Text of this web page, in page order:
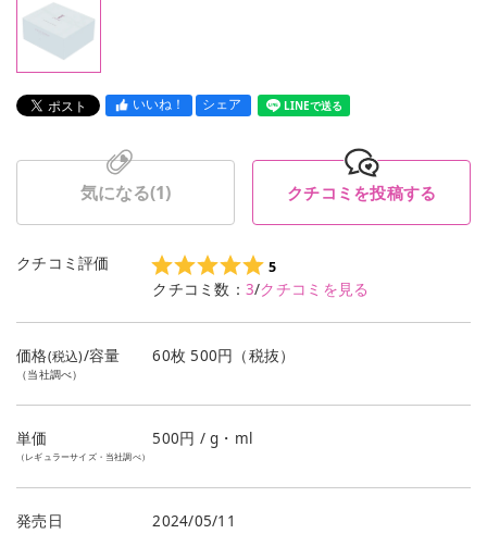
いいね！ シェア LINEで送る
気になる(1) クチコミを投稿する
クチコミ評価 5
クチコミ数： 3/クチコミを見る
価格(税込)/容量
（当社調べ）
60枚 500円（税抜）
単価
（レギュラーサイズ・当社調べ）
500円 / g・ml
発売日 2024/05/11